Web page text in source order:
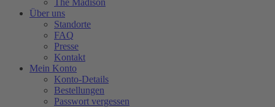
The Madison
Über uns
Standorte
FAQ
Presse
Kontakt
Mein Konto
Konto-Details
Bestellungen
Passwort vergessen